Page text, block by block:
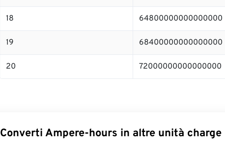
18 64800000000000000
19 68400000000000000
20 72000000000000000
Converti Ampere-hours in altre unità charge